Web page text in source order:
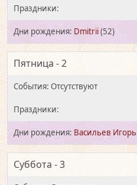
Dmitrii(52)
Пятница - 2
Васильев Игорь
Суббота - 3